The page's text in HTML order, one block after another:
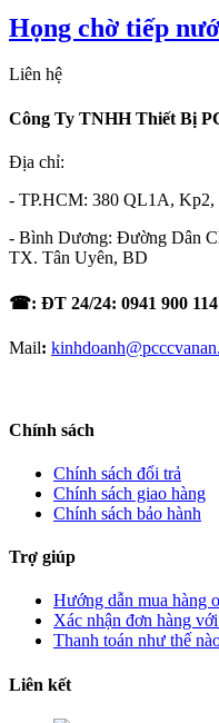
Họng chờ tiếp
Liên hệ
Công Ty TNHH Thiết Bị
Địa chỉ:
- TP.HCM: 380 QL1A,
- Bình Dương: Đường Dân
TX. Tân Uyên, BD
☎: ĐT 24/24: 0941 900 114
Mail:
Chính sách
Chính sách đổi trả
Chính sách giao hàng
Chính sách bảo hành
Trợ giúp
Hướng dẫn mua hàng
Xác nhận đơn hàng
Thanh toán như thế
Liên kết